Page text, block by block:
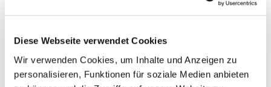
Diese Webseite verwendet Cookies
Wir verwenden Cookies, um Inhalte und Anzeigen zu
personalisieren, Funktionen für soziale Medien anbieten
sicher nicht leise.
Was bedeutet das für unsere Kund:innen?